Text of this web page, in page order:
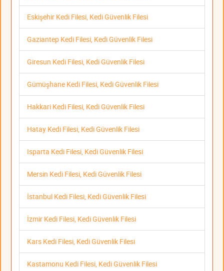
Eskişehir Kedi Filesi, Kedi Güvenlik Filesi
Gaziantep Kedi Filesi, Kedi Güvenlik Filesi
Giresun Kedi Filesi, Kedi Güvenlik Filesi
Gümüşhane Kedi Filesi, Kedi Güvenlik Filesi
Hakkari Kedi Filesi, Kedi Güvenlik Filesi
Hatay Kedi Filesi, Kedi Güvenlik Filesi
Isparta Kedi Filesi, Kedi Güvenlik Filesi
Mersin Kedi Filesi, Kedi Güvenlik Filesi
İstanbul Kedi Filesi, Kedi Güvenlik Filesi
İzmir Kedi Filesi, Kedi Güvenlik Filesi
Kars Kedi Filesi, Kedi Güvenlik Filesi
Kastamonu Kedi Filesi, Kedi Güvenlik Filesi